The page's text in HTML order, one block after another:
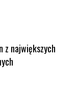
z największych